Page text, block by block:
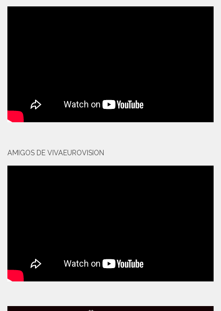
AMIGOS DE VIVAEUROVISION